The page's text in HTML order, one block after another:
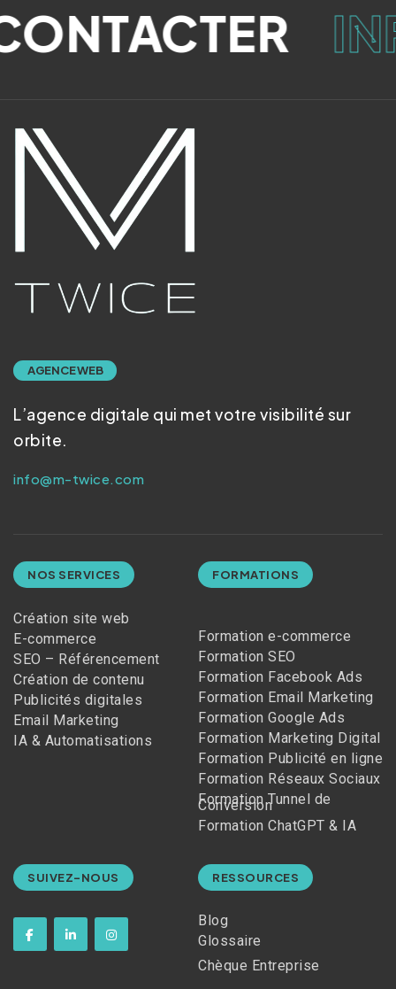
AGENCE WEB
L’agence digitale qui met votre visibilité sur
orbite.
info@m-twice.com
NOS SERVICES
Création site web
E-commerce
SEO – Référencement
Création de contenu
Publicités digitales
Email Marketing
IA & Automatisations
FORMATIONS
Formation e-commerce
Formation SEO
Formation Facebook Ads
Formation Email Marketing
Formation Google Ads
Formation Marketing Digital
Formation Publicité en ligne
Formation Réseaux Sociaux
Formation Tunnel de
Conversion
Formation ChatGPT & IA
SUIVEZ-NOUS RESSOURCES
Blog
Glossaire
Chèque Entreprise